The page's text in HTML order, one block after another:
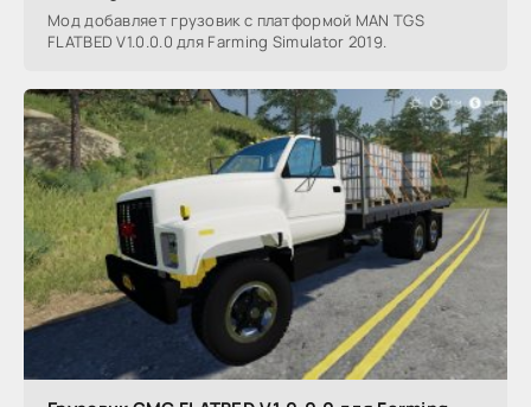
Мод добавляет грузовик с платформой MAN TGS
FLATBED V1.0.0.0 для Farming Simulator 2019.